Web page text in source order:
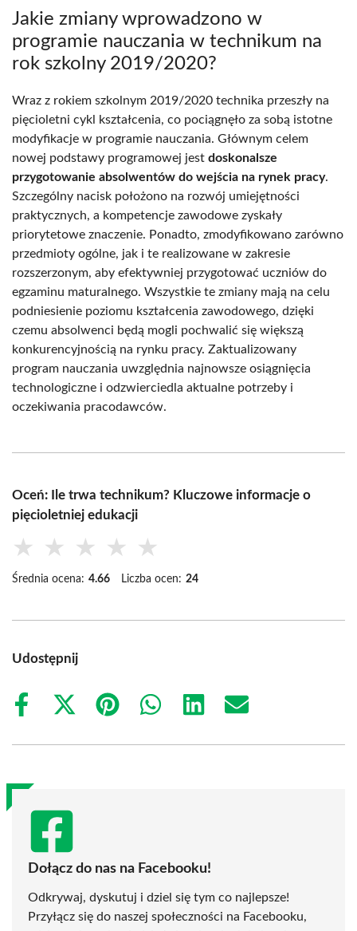
Jakie zmiany wprowadzono w
programie nauczania w technikum na
rok szkolny 2019/2020?
Wraz z rokiem szkolnym 2019/2020 technika przeszły na
pięcioletni cykl kształcenia, co pociągnęło za sobą istotne
modyfikacje w programie nauczania. Głównym celem
nowej podstawy programowej jest doskonalsze
przygotowanie absolwentów do wejścia na rynek pracy.
Szczególny nacisk położono na rozwój umiejętności
praktycznych, a kompetencje zawodowe zyskały
priorytetowe znaczenie. Ponadto, zmodyfikowano zarówno
przedmioty ogólne, jak i te realizowane w zakresie
rozszerzonym, aby efektywniej przygotować uczniów do
egzaminu maturalnego. Wszystkie te zmiany mają na celu
podniesienie poziomu kształcenia zawodowego, dzięki
czemu absolwenci będą mogli pochwalić się większą
konkurencyjnością na rynku pracy. Zaktualizowany
program nauczania uwzględnia najnowsze osiągnięcia
technologiczne i odzwierciedla aktualne potrzeby i
oczekiwania pracodawców.
Oceń: Ile trwa technikum? Kluczowe informacje o
pięcioletniej edukacji
★ ★ ★ ★ ★
Średnia ocena: 4.66 Liczba ocen: 24
Udostępnij
Share
Share
(Twitter)
Share
Share
Share
Share
Dołącz do nas na Facebooku!
Odkrywaj, dyskutuj i dziel się tym co najlepsze!
Przyłącz się do naszej społeczności na Facebooku,